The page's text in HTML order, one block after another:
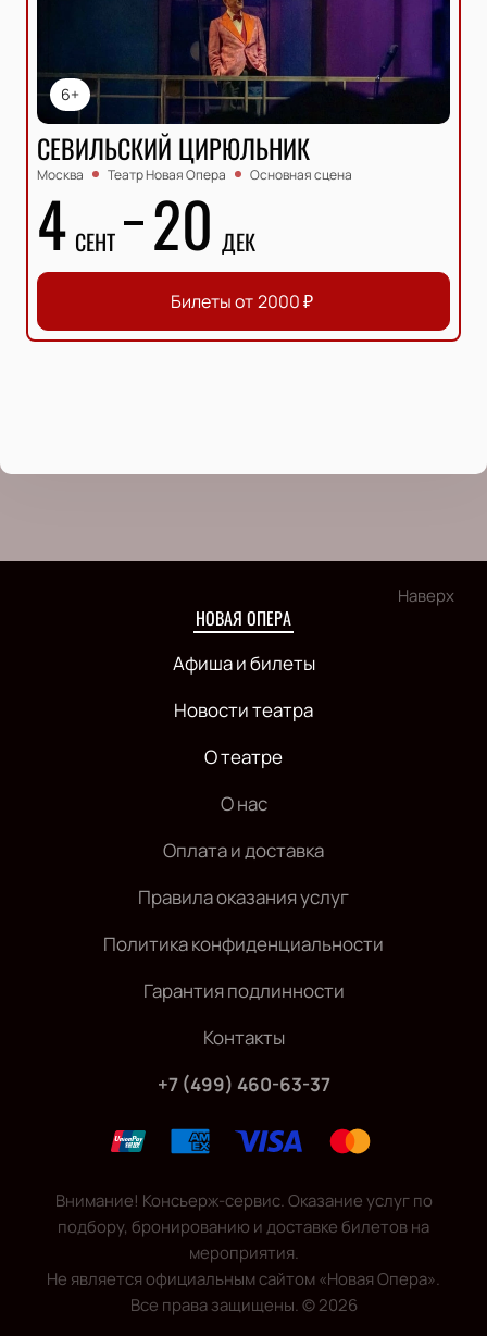
6+
СЕВИЛЬСКИЙ ЦИРЮЛЬНИК
Москва Театр Новая Опера Основная сцена
4 СЕНТ 20 ДЕК
Билеты от 2000₽
Наверх
НОВАЯ ОПЕРА
Афиша и билеты
Новости театра
О театре
О нас
Оплата и доставка
Правила оказания услуг
Политика конфиденциальности
Гарантия подлинности
Контакты
+7 (499) 460-63-37
Внимание! Консьерж-сервис. Оказание услуг по
подбору, бронированию и доставке билетов на
мероприятия.
Не является официальным сайтом «Новая Опера».
Все права защищены.©2026